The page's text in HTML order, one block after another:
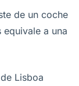
de un coche
a una
Lisboa